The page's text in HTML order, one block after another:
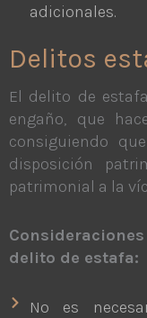
adicionales.
Delitos
El delito de
engaño, que
consiguiendo
disposición
patrimonial a la
delito de estafa:
No es